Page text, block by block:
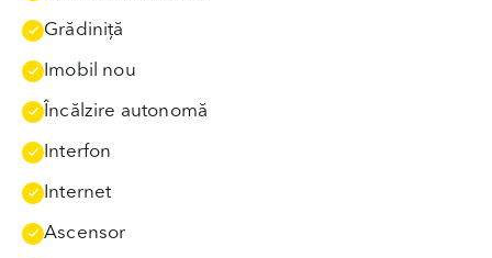
Grădiniţă
Imobil nou
Încălzire autonomă
Interfon
Internet
Ascensor